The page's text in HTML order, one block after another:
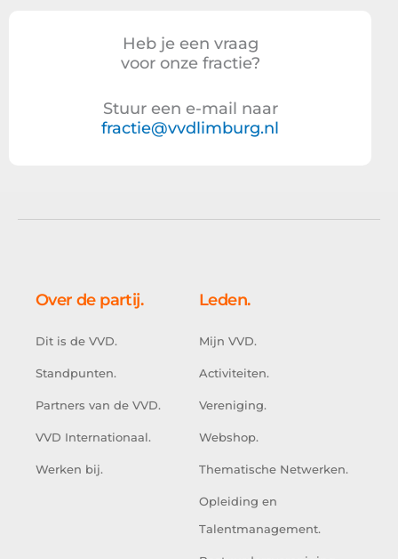
Heb je een vraag
voor onze fractie?
Stuur een e-mail naar
fractie@vvdlimburg.nl
Over de partij.
Dit is de VVD.
Standpunten.
Partners van de VVD.
VVD Internationaal.
Werken bij.
Leden.
Mijn VVD.
Activiteiten.
Vereniging.
Webshop.
Thematische Netwerken.
Opleiding en
Talentmanagement.